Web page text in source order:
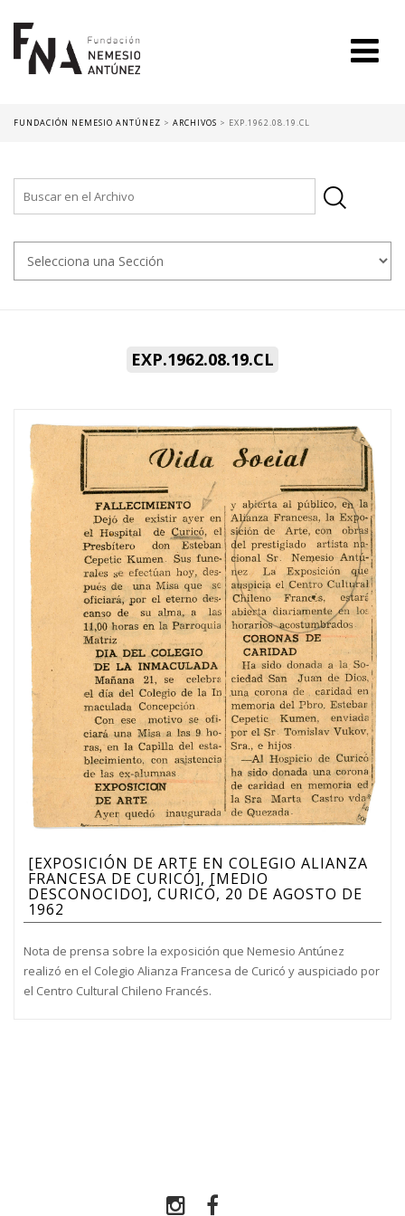
FUNDACIÓN NEMESIO ANTÚNEZ > ARCHIVOS > EXP.1962.08.19.CL
EXP.1962.08.19.CL
[EXPOSICIÓN DE ARTE EN COLEGIO ALIANZA
FRANCESA DE CURICÓ], [MEDIO
DESCONOCIDO], CURICÓ, 20 DE AGOSTO DE
1962
Nota de prensa sobre la exposición que Nemesio Antúnez
realizó en el Colegio Alianza Francesa de Curicó y auspiciado por
el Centro Cultural Chileno Francés.